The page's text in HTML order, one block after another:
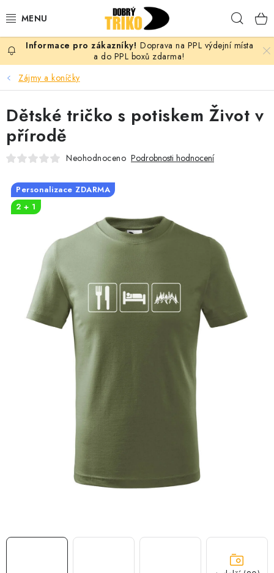
na
PRO ŽENY
PRO MUŽE
PRO DĚTI
PRO PÁRY
VLASTNÍ MOTIV
MIKINY
OKAMŽITĚ K ODBĚRU
MÁM SRDCE POMÁHÁM
PROVIZNÍ SYSTÉM
Časté otázky
Obchodní podmínky
Doprava na PPL výdejní místa
a do PPL boxů zdarma!
Zájmy a koníčky
Dětské tričko s potiskem Život v
přírodě
Neohodnoceno Podrobnosti hodnocení
Personalizace ZDARMA
2 + 1